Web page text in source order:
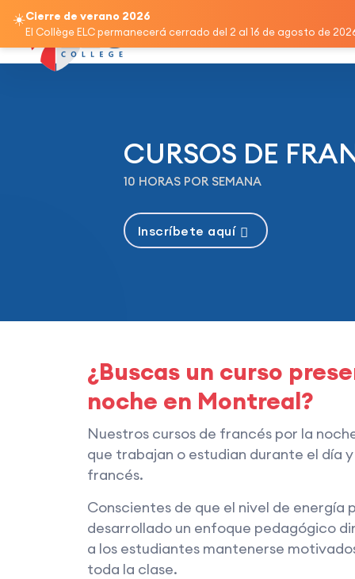
☀️Cierre de verano 2026
El Collège ELC permanecerá cerrado del 2 al 16 de agosto de
Inicio Programas Cursos
CURSOS DE
10 HORAS POR SEMANA
Inscríbete aquí
¿Buscas un curso
noche en Montreal?
Nuestros cursos de francés por la
que trabajan o estudian durante el día
francés.
Conscientes de que el nivel de energía
desarrollado un enfoque pedagógico
a los estudiantes mantenerse
toda la clase.